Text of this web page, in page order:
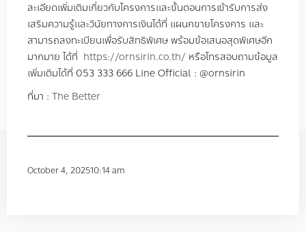
ละเอียดเพิ่มเติมเกี่ยวกับโครงการและขั้นตอนการเข้ารับการส่ง
เสริมความรู้และวินัยทางการเงินได้ที่ แผนกขายโครงการ และ
สามารถลงทะเบียนเพื่อรับสิทธิพิเศษ พร้อมข้อเสนอสุดพิเศษอีก
มากมาย ได้ที่ https://ornsirin.co.th/ หรือโทรสอบถามข้อมูล
เพิ่มเติมได้ที่ 053 333 666 Line Official : @ornsirin
ที่มา : The Better
October 4, 202510:14 am